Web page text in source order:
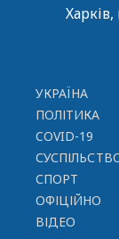
УКРАЇНА
ПОЛІТИКА
COVID-19
СПОРТ
ОФІЦІЙНО
ВІДЕО